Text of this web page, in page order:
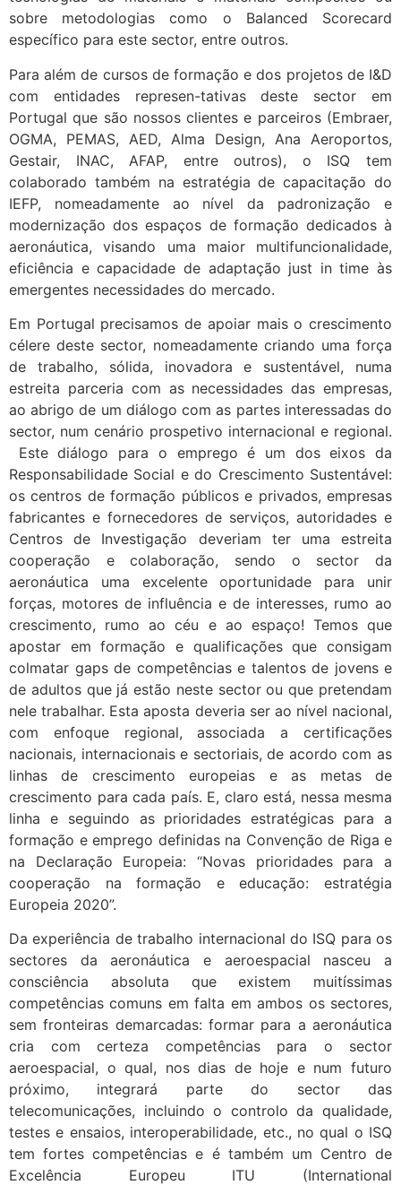
sobre metodologias como o Balanced Scorecard
específico para este sector, entre outros.
Para além de cursos de formação e dos projetos de I&D
com entidades represen-tativas deste sector em
Portugal que são nossos clientes e parceiros (Embraer,
OGMA, PEMAS, AED, Alma Design, Ana Aeroportos,
Gestair, INAC, AFAP, entre outros), o ISQ tem
colaborado também na estratégia de capacitação do
IEFP, nomeadamente ao nível da padronização e
modernização dos espaços de formação dedicados à
aeronáutica, visando uma maior multifuncionalidade,
eficiência e capacidade de adaptação just in time às
emergentes necessidades do mercado.
Em Portugal precisamos de apoiar mais o crescimento
célere deste sector, nomeadamente criando uma força
de trabalho, sólida, inovadora e sustentável, numa
estreita parceria com as necessidades das empresas,
ao abrigo de um diálogo com as partes interessadas do
sector, num cenário prospetivo internacional e regional.
Este diálogo para o emprego é um dos eixos da
Responsabilidade Social e do Crescimento Sustentável:
os centros de formação públicos e privados, empresas
fabricantes e fornecedores de serviços, autoridades e
Centros de Investigação deveriam ter uma estreita
cooperação e colaboração, sendo o sector da
aeronáutica uma excelente oportunidade para unir
forças, motores de influência e de interesses, rumo ao
crescimento, rumo ao céu e ao espaço! Temos que
apostar em formação e qualificações que consigam
colmatar gaps de competências e talentos de jovens e
de adultos que já estão neste sector ou que pretendam
nele trabalhar. Esta aposta deveria ser ao nível nacional,
com enfoque regional, associada a certificações
nacionais, internacionais e sectoriais, de acordo com as
linhas de crescimento europeias e as metas de
crescimento para cada país. E, claro está, nessa mesma
linha e seguindo as prioridades estratégicas para a
formação e emprego definidas na Convenção de Riga e
na Declaração Europeia: “Novas prioridades para a
cooperação na formação e educação: estratégia
Europeia 2020”.
Da experiência de trabalho internacional do ISQ para os
sectores da aeronáutica e aeroespacial nasceu a
consciência absoluta que existem muitíssimas
competências comuns em falta em ambos os sectores,
sem fronteiras demarcadas: formar para a aeronáutica
cria com certeza competências para o sector
aeroespacial, o qual, nos dias de hoje e num futuro
próximo, integrará parte do sector das
telecomunicações, incluindo o controlo da qualidade,
testes e ensaios, interoperabilidade, etc., no qual o ISQ
tem fortes competências e é também um Centro de
Excelência Europeu ITU (International